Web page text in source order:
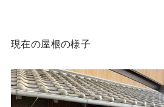
現在の屋根の様子